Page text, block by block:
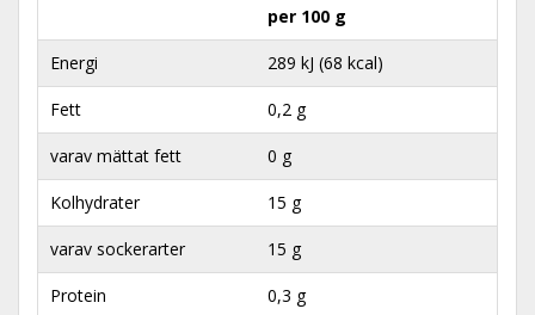
per 100 g
Energi 289 kJ (68 kcal)
Fett 0,2 g
varav mättat fett 0 g
Kolhydrater 15 g
varav sockerarter 15 g
Protein 0,3 g